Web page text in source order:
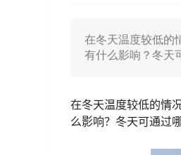
在冬天温度较低的
有什么影响？冬天
在冬天温度较低的情
么影响？冬天可通过